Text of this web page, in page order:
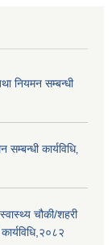
नियमन सम्बन्धी
कार्यविधि‚
चौकी/शहरी